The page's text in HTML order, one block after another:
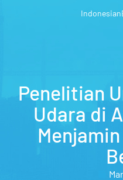
Indonesian
Penelitian
Udara di